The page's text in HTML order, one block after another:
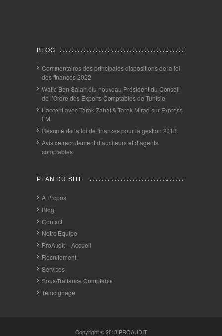
BLOG
Commentaires des principales dispositions de la loi
des finances 2022
Walid Ben Salah élu nouveau Président du Conseil
de l’Ordre des Experts Comptables de Tunisie
L’accent avec Tarak Zahaf & Tarek M’rad sur Express
FM
Résumé de la loi de finances pour la gestion 2018
Avis de recrutement d’auditeurs et d’agents
comptables
PLAN DU SITE
A Propos
Blog
Contact
Notre Equipe
ProAudit – Accueil
Recrutement
Services
Sous-Traitance Comptable
Témoignage
Copyright © 2013 PROAUDIT